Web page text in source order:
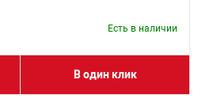
Есть в наличии
В один клик